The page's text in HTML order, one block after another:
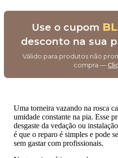
Use o cupom
desconto na sua
Válido para produtos não
compra —
Uma torneira vazando na rosca
umidade constante na pia. Esse
desgaste da vedação ou
é que o reparo é simples e pode
sem gastar com profissionais.